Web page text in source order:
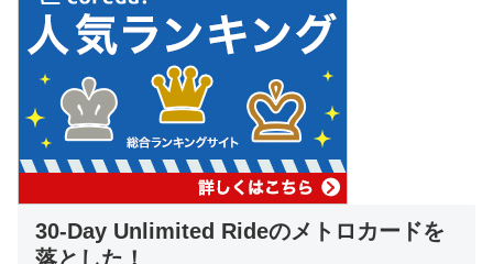
30-Day Unlimited Rideのメトロカードを
落とした！